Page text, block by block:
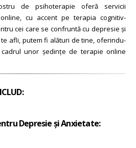
de psihoterapie oferă servicii
cu accent pe terapia cognitiv-
cei care se confruntă cu depresie și
afli, putem fi alături de tine, oferindu-
unor ședințe de terapie online
Depresie și Anxietate: